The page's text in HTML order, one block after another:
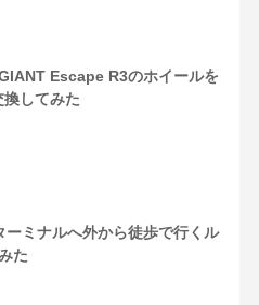
Escape R3のホイールを
してみた
ーミナルへ外から徒歩で行くル
た